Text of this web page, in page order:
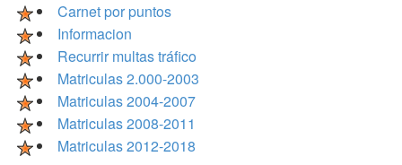
Carnet por puntos
Informacion
Recurrir multas tráfico
Matriculas 2.000-2003
Matriculas 2004-2007
Matriculas 2008-2011
Matriculas 2012-2018